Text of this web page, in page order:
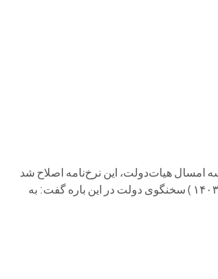
بود که در نخستین جلسه امسال هیات‌دولت، این نرخ‌نامه اصلاح شد
و انتظار می‌رود در روزهای آینده ابلاغ و مبنای عمل پلیس باشد. روز چهارشنبه ( ۸فروردین ۱۴۰۳ ) سخنگوی دولت در این باره گفت: به